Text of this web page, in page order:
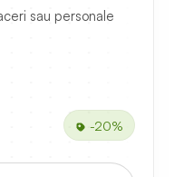
sau personale
-20%